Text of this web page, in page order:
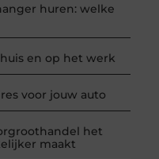
huren: welke
en op het werk
voor jouw auto
het
maakt